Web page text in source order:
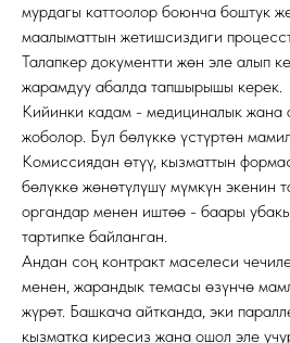
мурдагы каттоолор боюнча боштук
маалыматтын жетишсиздиги
Талапкер документти жөн эле алып
жарамдуу абалда тапшырышы керек.
Кийинки кадам - медициналык жана
жоболор. Бул бөлүккө үстүртөн
Комиссиядан өтүү, кызматтын
бөлүккө жөнөтүлүшү мүмкүн экенин
органдар менен иштөө - баары
тартипке байланган.
Андан соң контракт маселеси
менен, жарандык темасы өзүнчө
жүрөт. Башкача айтканда, эки
кызматка киресиз жана ошол эле